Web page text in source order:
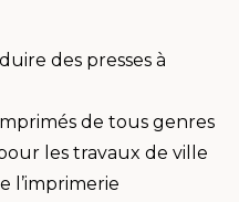
des presses à
de tous genres
les travaux de ville
l’imprimerie